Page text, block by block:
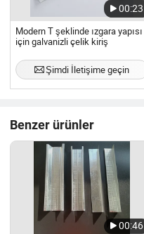
00:23
Modern T şeklinde ızgara yapısı
için galvanizli çelik kiriş
Şimdi İletişime geçin
Benzer ürünler
00:46